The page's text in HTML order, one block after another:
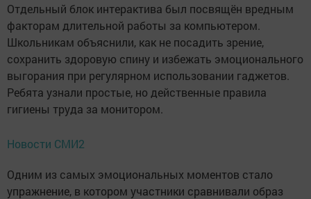
Отдельный блок интерактива был посвящён вредным
факторам длительной работы за компьютером.
Школьникам объяснили, как не посадить зрение,
сохранить здоровую спину и избежать эмоционального
выгорания при регулярном использовании гаджетов.
Ребята узнали простые, но действенные правила
гигиены труда за монитором.
Новости СМИ2
Одним из самых эмоциональных моментов стало
упражнение, в котором участники сравнивали образ